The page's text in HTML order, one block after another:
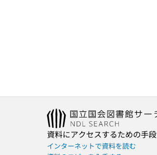
資料にアクセスするための手段
インターネットで資料を読む